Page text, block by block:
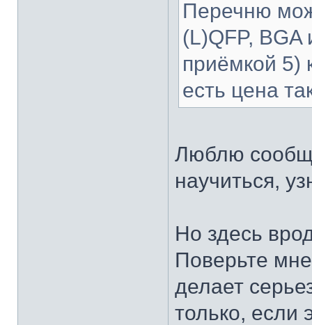
Перечню
(L)QFP, BGA
приёмкой 5)
есть цена
Люблю
научиться,
Но здесь
Поверьте
делает
только, если